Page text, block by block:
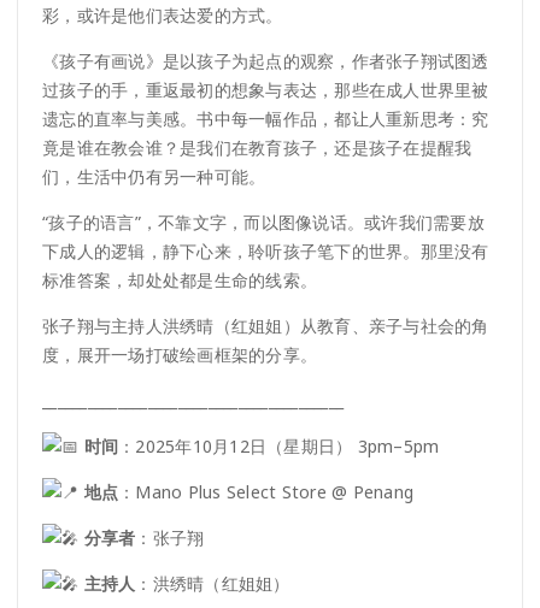
彩，或许是他们表达爱的方式。
《孩子有画说》是以孩子为起点的观察，作者张子翔试图透
过孩子的手，重返最初的想象与表达，那些在成人世界里被
遗忘的直率与美感。书中每一幅作品，都让人重新思考：究
竟是谁在教会谁？是我们在教育孩子，还是孩子在提醒我
们，生活中仍有另一种可能。
“孩子的语言”，不靠文字，而以图像说话。或许我们需要放
下成人的逻辑，静下心来，聆听孩子笔下的世界。那里没有
标准答案，却处处都是生命的线索。
张子翔与主持人洪绣晴（红姐姐）从教育、亲子与社会的角
度，展开一场打破绘画框架的分享。
时间 ：2025年10月12日（星期日） 3pm–5pm
地点 ：Mano Plus Select Store @ Penang
分享者 ：张子翔
主持人 ：洪绣晴（红姐姐）